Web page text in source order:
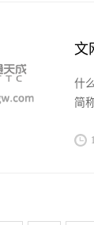
文
什
简
务